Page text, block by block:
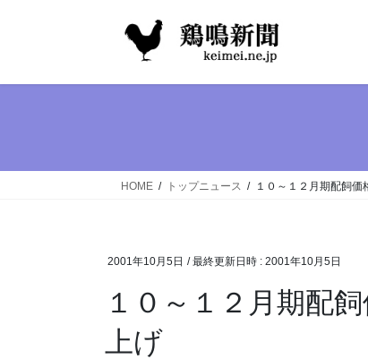
HOME トップニュース １０～１２月期配飼
2001年10月5日 / 最終更新日時 : 2001年10月5日
１０～１２月期配
上げ